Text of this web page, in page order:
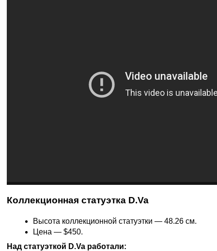
Коллекционная статуэтка D.Va
Высота коллекционной статуэтки — 48.26 см.
Цена — $450.
Над статуэткой D.Va работали: